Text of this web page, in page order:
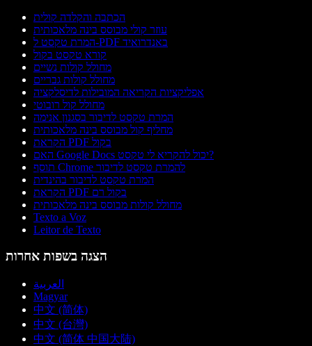
הכתבה והקלדה קולית
עוזר קולי מבוסס בינה מלאכותית
המרת טקסט ל-PDF באנדרואיד
קורא טקסט בקול
מחולל קולות נשיים
מחולל קולות גבריים
אפליקציות הקריאה המובילות לדיסלקציה
מחולל קול רובוטי
המרת טקסט לדיבור בסגנון אנימה
מחליף קול מבוסס בינה מלאכותית
הקראת PDF בקול
האם Google Docs יכול להקריא לי טקסט?
תוסף Chrome להמרת טקסט לדיבור
המרת טקסט לדיבור בהינדית
הקראת PDF בקול רם
מחולל קולות מבוסס בינה מלאכותית
Texto a Voz
Leitor de Texto
הצגה בשפות אחרות
العربية
Magyar
中文 (简体)
中文 (台灣)
中文 (简体 中国大陆)